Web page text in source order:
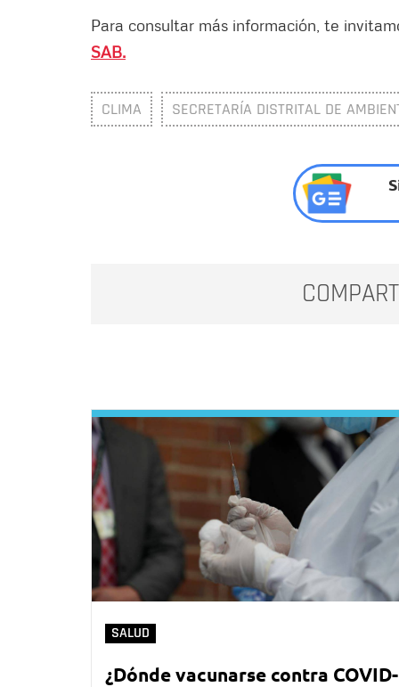
Para consultar más información, te
SAB.
CLIMA SECRETARÍA DISTRITAL DE
SALUD
¿Dónde vacunarse contra COVID-